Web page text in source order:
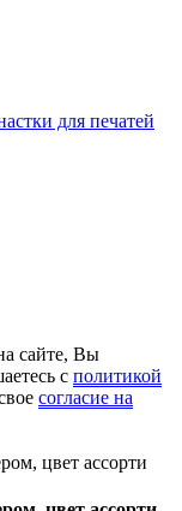
для печатей
сайте, Вы
с политикой
согласие на